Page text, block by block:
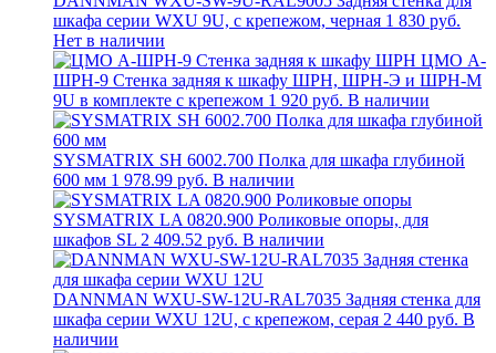
шкафа серии WXU 9U, с крепежом, черная 1 830 руб.
Нет в наличии
ЦМО А-
ШРН-9 Стенка задняя к шкафу ШРН, ШРН-Э и ШРН-М
9U в комплекте с крепежом 1 920 руб. В наличии
SYSMATRIX SH 6002.700 Полка для шкафа глубиной
600 мм 1 978.99 руб. В наличии
SYSMATRIX LA 0820.900 Роликовые опоры, для
шкафов SL 2 409.52 руб. В наличии
DANNMAN WXU-SW-12U-RAL7035 Задняя стенка для
шкафа серии WXU 12U, с крепежом, серая 2 440 руб. В
наличии